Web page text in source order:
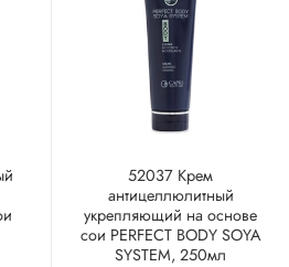
52037 Крем
антицеллюлитный
укрепляющий на основе
сои PERFECT BODY SOYA
SYSTEM, 250мл